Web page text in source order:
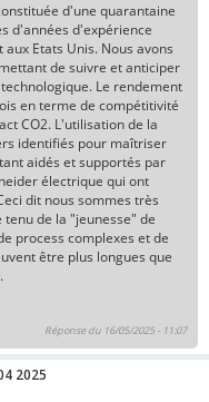
d'une quarantaine
d'années d'expérience
Etats Unis. Nous avons
de suivre et anticiper
Le rendement
en terme de compétitivité
CO2. L'utilisation de la
identifiés pour maîtriser
aidés et supportés par
électrique qui ont
dit nous sommes très
de la "jeunesse" de
process complexes et de
être plus longues que
Réponse du 16/05/2025 - 11:07
2025